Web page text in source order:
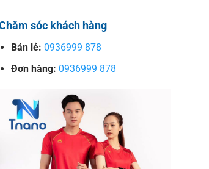
sóc khách hàng
Bán lẻ: 0936999 878
Đơn hàng: 0936999 878